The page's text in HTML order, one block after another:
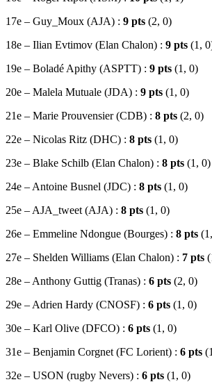
17e – Guy_Moux (AJA) : 9 pts (2, 0)
18e – Ilian Evtimov (Elan Chalon) : 9 pts (1,
19e – Boladé Apithy (ASPTT) : 9 pts (1, 0)
20e – Malela Mutuale (JDA) : 9 pts (1, 0)
21e – Marie Prouvensier (CDB) : 8 pts (2, 0)
22e – Nicolas Ritz (DHC) : 8 pts (1, 0)
23e – Blake Schilb (Elan Chalon) : 8 pts (1, 0)
24e – Antoine Busnel (JDC) : 8 pts (1, 0)
25e – AJA_tweet (AJA) : 8 pts (1, 0)
26e – Emmeline Ndongue (Bourges) : 8 pts
27e – Shelden Williams (Elan Chalon) : 7 pts
28e – Anthony Guttig (Tranas) : 6 pts (2, 0)
29e – Adrien Hardy (CNOSF) : 6 pts (1, 0)
30e – Karl Olive (DFCO) : 6 pts (1, 0)
31e – Benjamin Corgnet (FC Lorient) : 6 pts
32e – USON (rugby Nevers) : 6 pts (1, 0)